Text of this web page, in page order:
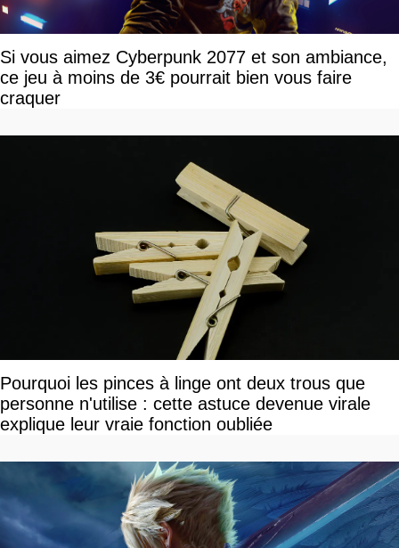
Si vous aimez Cyberpunk 2077 et son ambiance,
ce jeu à moins de 3€ pourrait bien vous faire
craquer
Pourquoi les pinces à linge ont deux trous que
personne n'utilise : cette astuce devenue virale
explique leur vraie fonction oubliée